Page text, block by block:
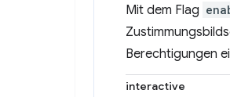
Mit dem Flag
Berechtigungen
interactive